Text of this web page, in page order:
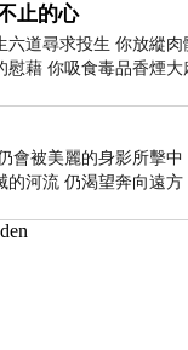
止的心
六道尋求投生 你放縱
慰藉 你吸食毒品香煙
會被美麗的身影所擊
的河流 仍渴望奔向遠方